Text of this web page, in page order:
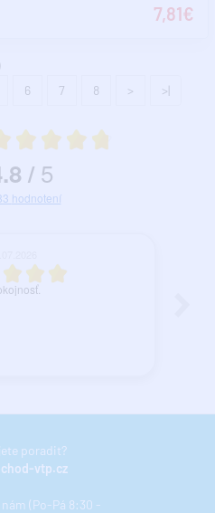
7,81€
6 7 8 > >|
Hodnotenie a recenzie zákazníkov
hodnotenie 4.8 z 5
/ 5
hodnotení
poradit?
vtp.cz
(Po-Pá 8:30 -